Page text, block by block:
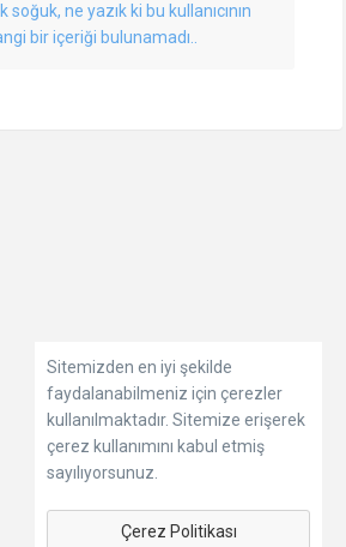
soğuk, ne yazık ki bu kullanıcının
bir içeriği bulunamadı..
Sitemizden en iyi şekilde
faydalanabilmeniz için çerezler
kullanılmaktadır. Sitemize erişerek
çerez kullanımını kabul etmiş
sayılıyorsunuz.
Çerez Politikası